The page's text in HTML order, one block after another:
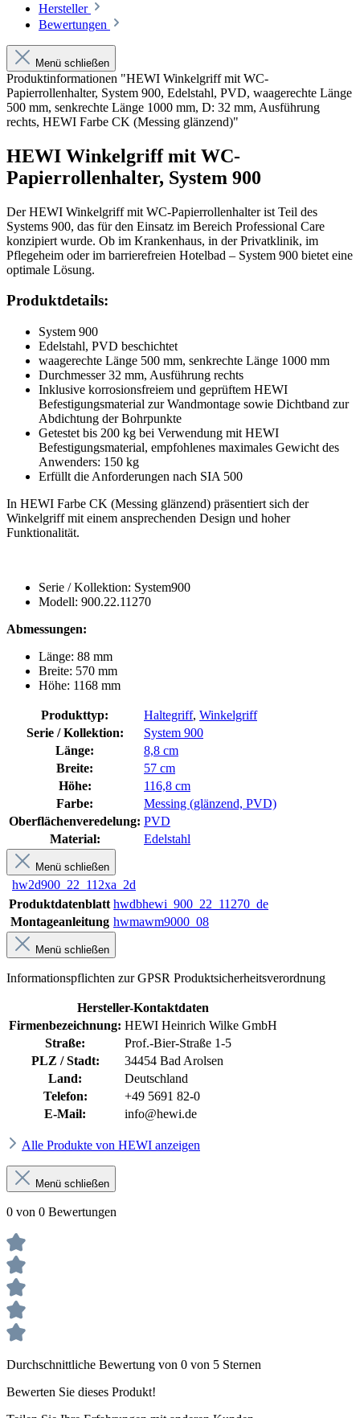
Hersteller
Bewertungen
Menü schließen
Produktinformationen "HEWI Winkelgriff mit WC-
Papierrollenhalter, System 900, Edelstahl, PVD, waagerechte Länge
500 mm, senkrechte Länge 1000 mm, D: 32 mm, Ausführung
rechts, HEWI Farbe CK (Messing glänzend)"
HEWI Winkelgriff mit WC-
Papierrollenhalter, System 900
Der HEWI Winkelgriff mit WC-Papierrollenhalter ist Teil des
Systems 900, das für den Einsatz im Bereich Professional Care
konzipiert wurde. Ob im Krankenhaus, in der Privatklinik, im
Pflegeheim oder im barrierefreien Hotelbad – System 900 bietet eine
optimale Lösung.
Produktdetails:
System 900
Edelstahl, PVD beschichtet
waagerechte Länge 500 mm, senkrechte Länge 1000 mm
Durchmesser 32 mm, Ausführung rechts
Inklusive korrosionsfreiem und geprüftem HEWI
Befestigungsmaterial zur Wandmontage sowie Dichtband zur
Abdichtung der Bohrpunkte
Getestet bis 200 kg bei Verwendung mit HEWI
Befestigungsmaterial, empfohlenes maximales Gewicht des
Anwenders: 150 kg
Erfüllt die Anforderungen nach SIA 500
In HEWI Farbe CK (Messing glänzend) präsentiert sich der
Winkelgriff mit einem ansprechenden Design und hoher
Funktionalität.
Serie / Kollektion: System900
Modell: 900.22.11270
Abmessungen:
Länge: 88 mm
Breite: 570 mm
Höhe: 1168 mm
Produkttyp: Haltegriff, Winkelgriff
Serie / Kollektion:
System 900
Länge:
8,8 cm
Breite:
57 cm
Höhe:
116,8 cm
Farbe:
Messing (glänzend, PVD)
Oberflächenveredelung: PVD
Material:
Edelstahl
Menü schließen
hw2d900_22_112xa_2d
Produktdatenblatt hwdbhewi_900_22_11270_de
Montageanleitung hwmawm9000_08
Menü schließen
Informationspflichten zur GPSR Produktsicherheitsverordnung
Hersteller-Kontaktdaten
Firmenbezeichnung: HEWI Heinrich Wilke GmbH
Straße:
Prof.-Bier-Straße 1-5
PLZ / Stadt:
34454 Bad Arolsen
Land:
Deutschland
Telefon:
+49 5691 82-0
E-Mail:
info@hewi.de
Alle Produkte von HEWI anzeigen
Menü schließen
0 von 0 Bewertungen
Durchschnittliche Bewertung von 0 von 5 Sternen
Bewerten Sie dieses Produkt!